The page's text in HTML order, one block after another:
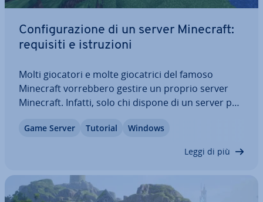
Con­fi­gu­ra­zio­ne di un server Minecraft:
requisiti e istru­zio­ni
Molti giocatori e molte gio­ca­tri­ci del famoso
Minecraft vor­reb­be­ro gestire un proprio server
Minecraft. Infatti, solo chi dispone di un server per
men­te le con­di­zio­ni di gioco della modalità mul­ti­
Game Server Tutorial Windows
Leggi di più